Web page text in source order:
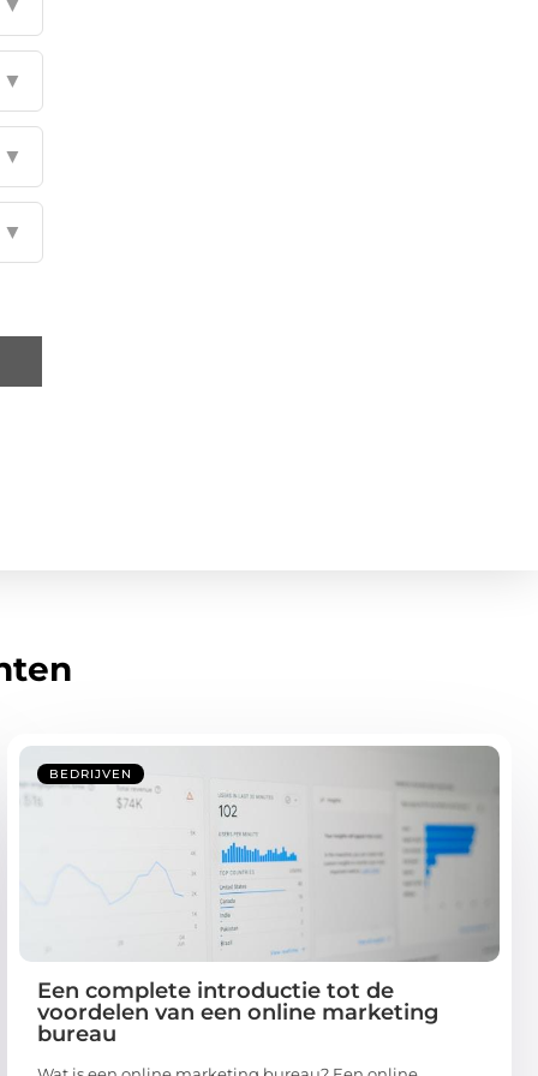
▼
▼
▼
▼
BEDRIJVEN
Een complete introductie tot de
voordelen van een online marketing
bureau